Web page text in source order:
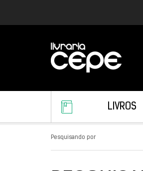
LIVROS
Pesquisando por